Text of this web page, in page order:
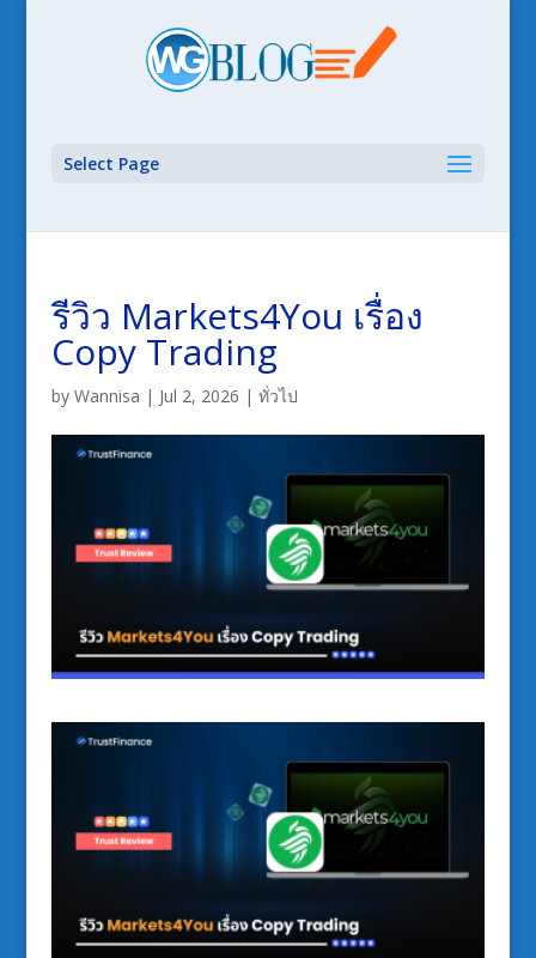
Select Page
รีวิว Markets4You เรื่อง
Copy Trading
by Wannisa | Jul 2, 2026 | ทั่วไป